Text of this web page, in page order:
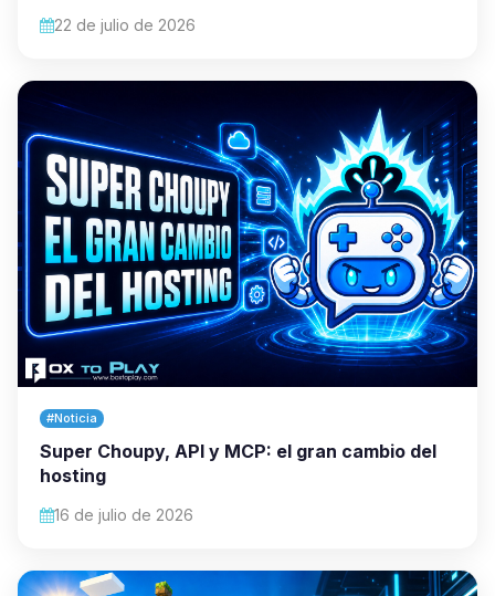
22 de julio de 2026
#Noticia
Super Choupy, API y MCP: el gran cambio del
hosting
16 de julio de 2026